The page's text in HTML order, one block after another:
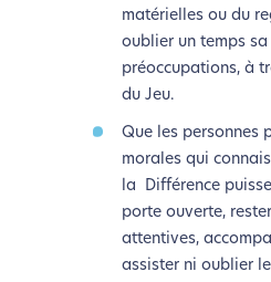
matérielles ou du
oublier un temps
préoccupations, à
du Jeu.
Que les personnes
morales qui
la Différence
porte ouverte,
attentives,
assister ni oublier